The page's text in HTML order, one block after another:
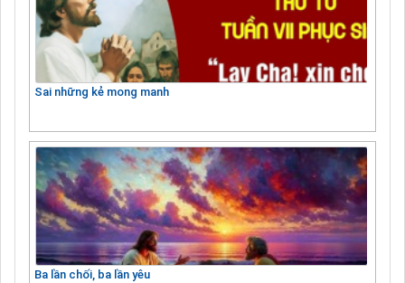
Sai những kẻ mong manh
Ba lần chối, ba lần yêu